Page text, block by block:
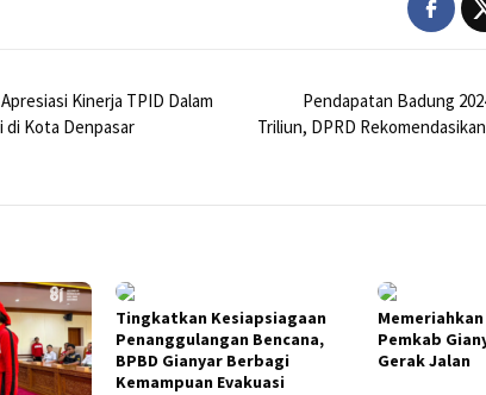
Kinerja TPID Dalam
di Kota Denpasar
Pendapatan Badung
Triliun, DPRD
Tingkatkan Kesiapsiagaan
Penanggulangan Bencana,
BPBD Gianyar Berbagi
Kemampuan Evakuasi
Memeriahkan
Pemkab
Gerak Jalan